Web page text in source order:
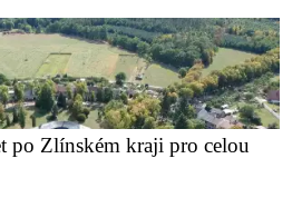
po Zlínském kraji pro celou